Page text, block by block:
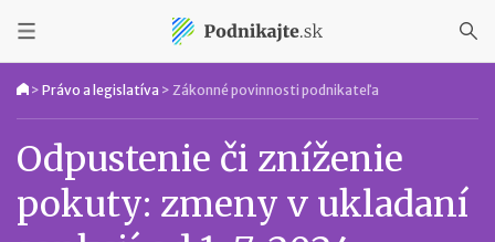
> Právo a legislatíva > Zákonné povinnosti podnikateľa
Odpustenie či zníženie
pokuty: zmeny v ukladaní